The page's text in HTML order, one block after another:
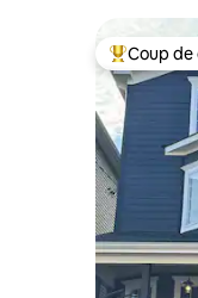
Coups de
Coup